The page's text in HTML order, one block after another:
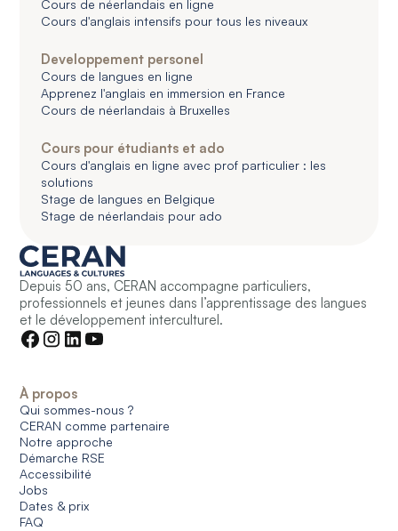
Cours de néerlandais en ligne
Cours d'anglais intensifs pour tous les niveaux
Developpement personel
Cours de langues en ligne
Apprenez l'anglais en immersion en France
Cours de néerlandais à Bruxelles
Cours pour étudiants et ado
Cours d'anglais en ligne avec prof particulier : les
solutions
Stage de langues en Belgique
Stage de néerlandais pour ado
Depuis 50 ans, CERAN accompagne particuliers,
professionnels et jeunes dans l’apprentissage des langues
et le développement interculturel.
À propos
Qui sommes-nous ?
CERAN comme partenaire
Notre approche
Démarche RSE
Accessibilité
Jobs
Dates & prix
FAQ